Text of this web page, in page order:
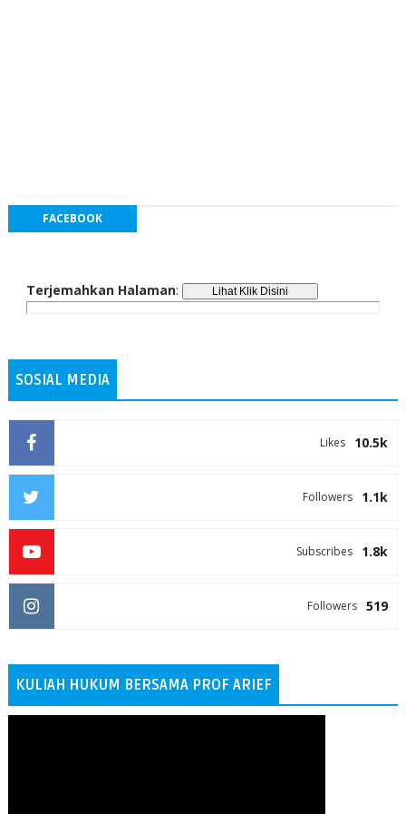
FACEBOOK
Terjemahkan Halaman:
SOSIAL MEDIA
10.5k
Likes
1.1k
Followers
1.8k
Subscribes
519
Followers
KULIAH HUKUM BERSAMA PROF ARIEF